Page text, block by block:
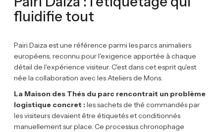
fluidifie tout
Pairi Daiza est une référence parmi les parcs animaliers
européens, reconnu pour l'exigence apportée à chaque
détail de l'expérience visiteur. C'est dans cet esprit qu'est
née la collaboration avec les Ateliers de Mons.
La Maison des Thés du parc rencontrait un problème
logistique concret :les sachets de thé commandés par
les visiteurs devaient être étiquetés et conditionnés
manuellement sur place. Ce processus chronophage